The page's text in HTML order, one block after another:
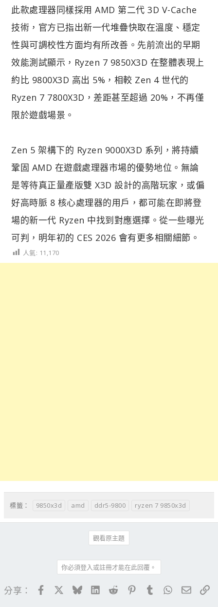
此款處理器同樣採用 AMD 第二代 3D V-Cache
技術，官方已指出新一代堆疊快取在溫度、穩定
性與可調校性方面均有所改善。先前流出的早期
效能測試顯示，Ryzen 7 9850X3D 在整體表現上
約比 9800X3D 高出 5%，相較 Zen 4 世代的
Ryzen 7 7800X3D，差距甚至超過 20%，不再僅
限於遊戲場景。
Zen 5 架構下的 Ryzen 9000X3D 系列，將持續
鞏固 AMD 在遊戲處理器市場的優勢地位。無論
是等待真正量產版雙 X3D 設計的高階玩家，或偏
好高時脈 8 核心處理器的用戶，都可能在即將登
場的新一代 Ryzen 中找到對應選擇。從一些曝光
可判，明年初的 CES 2026 會有更多相關細節。
人氣: 11,170
標籤： 9850x3d amd ddr5-9800 ryzen 7 9850x3d
觀看原主題
你必須登入或註冊才能在此回覆。
分享： FacebookBlueskyLinkedIn
Reddit PinterestTumblrWhatsApp
電子